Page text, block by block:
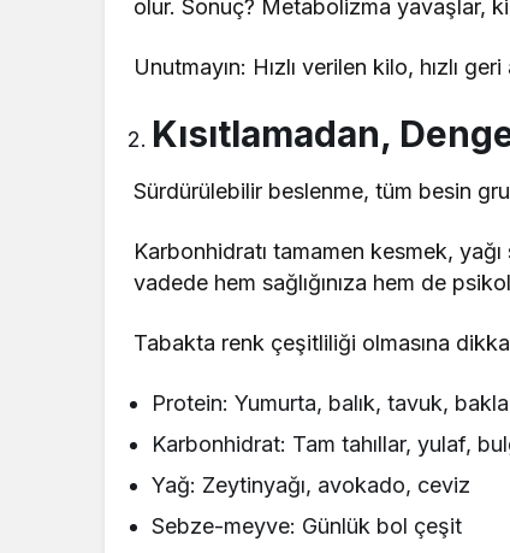
olur. Sonuç? Metabolizma yavaşlar,
Unutmayın: Hızlı verilen kilo, hızlı
Kısıtlamadan,
Sürdürülebilir beslenme, tüm besin
Karbonhidratı tamamen kesmek,
vadede hem sağlığınıza hem de
Tabakta renk çeşitliliği olmasına
Protein: Yumurta, balık, tavuk,
Karbonhidrat: Tam tahıllar, yulaf,
Yağ: Zeytinyağı, avokado, ceviz
Sebze-meyve: Günlük bol çeşit